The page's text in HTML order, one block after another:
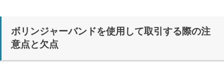
ボリンジャーバンドを使用して取引する際の注
意点と欠点